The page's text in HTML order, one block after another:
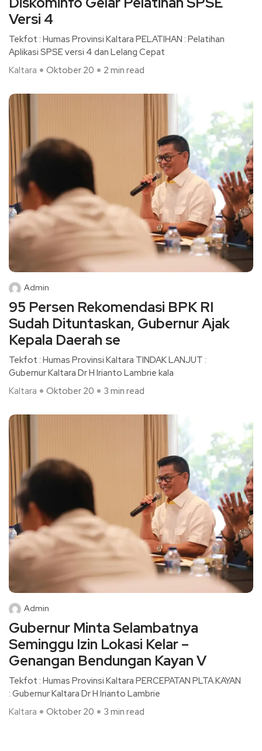
Versi 4
Tekfot : Humas Provinsi Kaltara PELATIHAN : Pelatihan
Aplikasi SPSE versi 4 dan Lelang Cepat
Kaltara
Oktober 20 2 min read
Admin
95 Persen Rekomendasi BPK RI
Sudah Dituntaskan, Gubernur Ajak
Kepala Daerah se
Tekfot : Humas Provinsi Kaltara TINDAK LANJUT :
Gubernur Kaltara Dr H Irianto Lambrie kala
Kaltara
Oktober 20 3 min read
Admin
Gubernur Minta Selambatnya
Seminggu Izin Lokasi Kelar –
Genangan Bendungan Kayan V
Tekfot : Humas Provinsi Kaltara PERCEPATAN PLTA KAYAN
: Gubernur Kaltara Dr H Irianto Lambrie
Kaltara
Oktober 20 3 min read